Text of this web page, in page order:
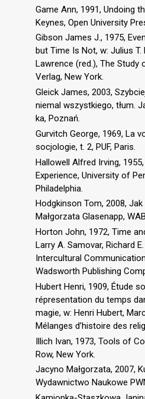
Game Ann, 1991, Undoing
Keynes, Open University
Gibson James J., 1975,
but Time Is Not, w: Julius T.
Lawrence (red.), The Study
Verlag, New York.
Gleick James, 2003,
niemal wszystkiego, tłum.
ka, Poznań.
Gurvitch George, 1969, La
socjologie, t. 2, PUF, Paris.
Hallowell Alfred Irving,
Experience, University of
Philadelphia.
Hodgkinson Tom, 2008, Jak
Małgorzata Glasenapp,
Horton John, 1972, Time
Larry A. Samovar, Richard
Intercultural
Wadsworth Publishing
Hubert Henri, 1909, Étude
répresentation du temps
magie, w: Henri Hubert,
Mélanges d’histoire des
Illich Ivan, 1973, Tools of
Row, New York.
Jacyno Małgorzata, 2007,
Wydawnictwo Naukowe